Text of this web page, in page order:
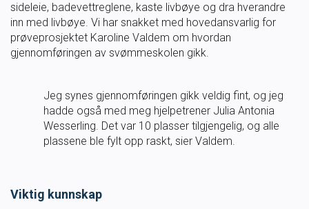
For trenere
Tips og råd for utøvere og trenere
Utdanning
Blogg
sideleie, badevettreglene, kaste livbøye og dra hverandre
inn med livbøye. Vi har snakket med hovedansvarlig for
prøveprosjektet Karoline Valdem om hvordan
gjennomføringen av svømmeskolen gikk.
Jeg synes gjennomføringen gikk veldig fint, og jeg
hadde også med meg hjelpetrener Julia Antonia
Wesserling. Det var 10 plasser tilgjengelig, og alle
plassene ble fylt opp raskt, sier Valdem.
Viktig kunnskap